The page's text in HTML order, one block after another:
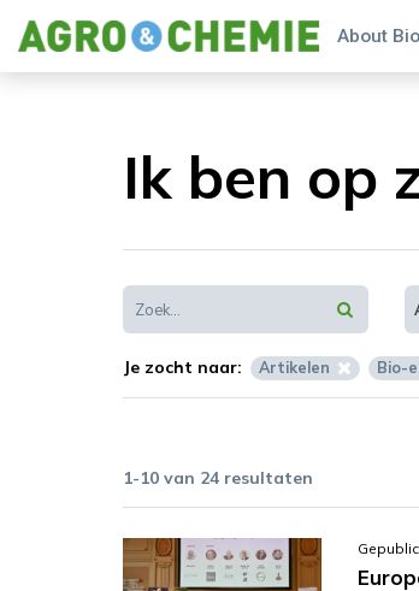
About
Ik ben op
Je zocht naar: Artikelen Bio-
1-10 van 24 resultaten